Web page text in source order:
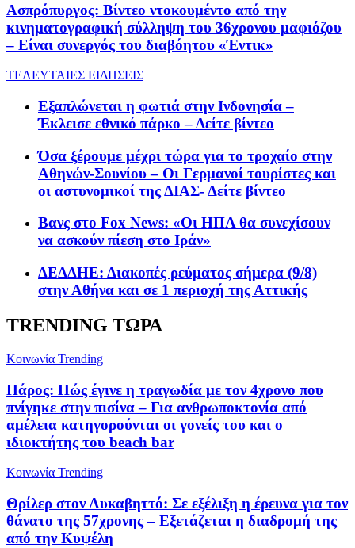
Ασπρόπυργος: Βίντεο ντοκουμέντο από την
κινηματογραφική σύλληψη του 36χρονου μαφιόζου
– Είναι συνεργός του διαβόητου «Έντικ»
ΤΕΛΕΥΤΑΙΕΣ ΕΙΔΗΣΕΙΣ
Εξαπλώνεται η φωτιά στην Ινδονησία –
Έκλεισε εθνικό πάρκο – Δείτε βίντεο
Όσα ξέρουμε μέχρι τώρα για το τροχαίο στην
Αθηνών-Σουνίου – Οι Γερμανοί τουρίστες και
οι αστυνομικοί της ΔΙΑΣ- Δείτε βίντεο
Βανς στο Fox News: «Οι ΗΠΑ θα συνεχίσουν
να ασκούν πίεση στο Ιράν»
ΔΕΔΔΗΕ: Διακοπές ρεύματος σήμερα (9/8)
στην Αθήνα και σε 1 περιοχή της Αττικής
TRENDING ΤΩΡΑ
Κοινωνία Trending
Πάρος: Πώς έγινε η τραγωδία με τον 4χρονο που
πνίγηκε στην πισίνα – Για ανθρωποκτονία από
αμέλεια κατηγορούνται οι γονείς του και ο
ιδιοκτήτης του beach bar
Κοινωνία Trending
Θρίλερ στον Λυκαβηττό: Σε εξέλιξη η έρευνα για τον
θάνατο της 57χρονης – Εξετάζεται η διαδρομή της
από την Κυψέλη